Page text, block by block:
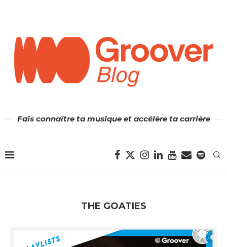
Fais connaître ta musique et accélère ta carrière
THE GOATIES